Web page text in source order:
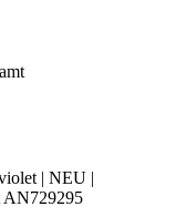
| NEU |
AN729295